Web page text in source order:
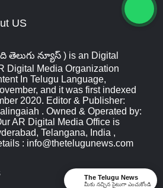
US
తెలుగు న్యూస్‌ ) is an Digital
Digital Media Organization
In Telugu Language,
and it was first indexed
2020. Editor & Publisher:
. Owned & Operated by:
AR Digital Media Office is
Telangana, India ,
: info@thetelugunews.com
The Telugu News
మీకు నచ్చిన సైటుగా ఎంచుకోండి